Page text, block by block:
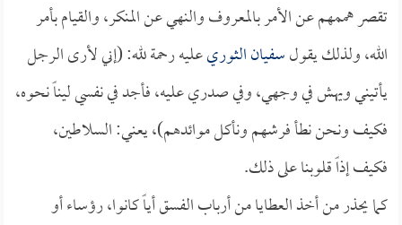
تقصر هممهم عن الأمر بالمعروف والنهي عن المنكر، والقيام بأمر
الله، ولذلك يقولسفيان الثوريعليه رحمة لله: (إني لأرى الرجل
يأتيني ويهش في وجهي، وفي صدري عليه، فأجد في نفسي ليناً نحوه،
فكيف ونحن نطأ فرشهم ونأكل موائدهم)، يعني: السلاطين،
فكيف إذاً قلوبنا على ذلك.
كما يحذر من أخذ العطايا من أرباب الفسق أياً كانوا، رؤساء أو